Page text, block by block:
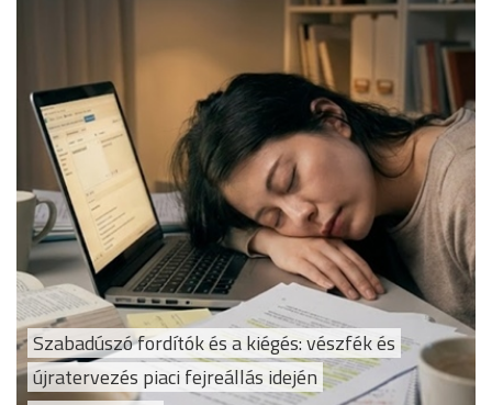
Szabadúszó fordítók és a kiégés: vészfék és
újratervezés piaci fejreállás idején